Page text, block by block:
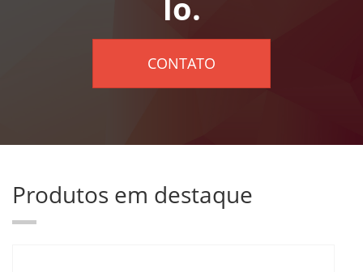
CONTATO
Produtos em destaque